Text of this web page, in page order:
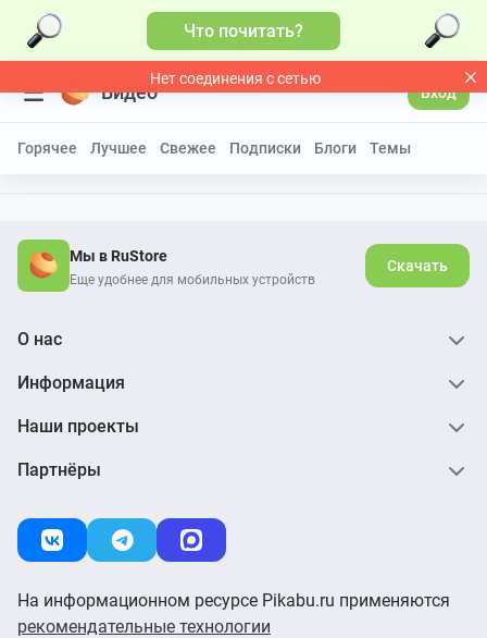
Что почитать?
Видео Вход
Горячее Лучшее Свежее Подписки Блоги Темы
Мы в RuStore
Еще удобнее для мобильных устройств
Скачать
О нас
Информация
Наши проекты
Партнёры
На информационном ресурсе Pikabu.ru применяются
рекомендательные технологии
Нет соединения с сетью